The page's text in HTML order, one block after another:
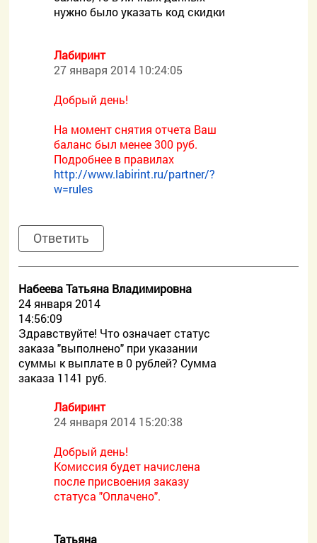
нужно было указать код скидки
Лабиринт
27 января 2014 10:24:05
Добрый день!
На момент снятия отчета Ваш
баланс был менее 300 руб.
Подробнее в правилах
http://www.labirint.ru/partner/?
w=rules
Ответить
Набеева Татьяна Владимировна
24 января 2014
14:56:09
Здравствуйте! Что означает статус
заказа "выполнено" при указании
суммы к выплате в 0 рублей? Сумма
заказа 1141 руб.
Лабиринт
24 января 2014 15:20:38
Добрый день!
Комиссия будет начислена
после присвоения заказу
статуса "Оплачено".
Татьяна